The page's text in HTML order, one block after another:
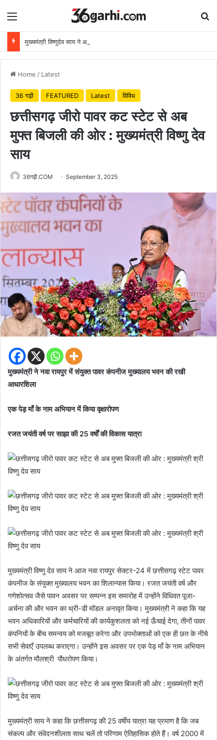
Menu
Home / Latest
36 गढ़ी FEATURED Latest विविध
छत्तीसगढ़ जीरो पावर कट स्टेट से अब
मुफ्त बिजली की ओर : मुख्यमंत्री विष्णु देव
साय
36गढ़ी.COM September 3, 2025
मुख्यमंत्री ने नवा रायपुर में संयुक्त पावर कंपनीज मुख्यालय भवन की रखी
आधारशिला
एक पेड़ माँ के नाम अभियान में किया वृक्षारोपण
रजत जयंती वर्ष पर साझा की 25 वर्षों की विकास यात्रा
मुख्यमंत्री विष्णु देव साय ने आज नवा रायपुर सेक्टर-24 में छत्तीसगढ़ स्टेट पावर
कंपनीज के संयुक्त मुख्यालय भवन का शिलान्यास किया। रजत जयंती वर्ष और
गणेशोत्सव जैसे पावन अवसर पर सम्पन्न इस समारोह में उन्होंने विधिवत पूजा-
अर्चना की और भवन का थ्री-डी मॉडल अनावृत किया। मुख्यमंत्री ने कहा कि यह
भवन अधिकारियों और कर्मचारियों की कार्यकुशलता को नई ऊँचाई देगा, तीनों पावर
कंपनियों के बीच समन्वय को मजबूत करेगा और उपभोक्ताओं को एक ही छत के नीचे
सभी सेवाएँ उपलब्ध कराएगा। उन्होंने इस अवसर पर एक पेड़ माँ के नाम अभियान
के अंतर्गत मौलश्री पौधरोपण किया।
मुख्यमंत्री साय ने कहा कि छत्तीसगढ़ की 25 वर्षीय यात्रा यह प्रमाण है कि जब
संकल्प और संवेदनशीलता साथ चलें तो परिणाम ऐतिहासिक होते हैं। वर्ष 2000 में